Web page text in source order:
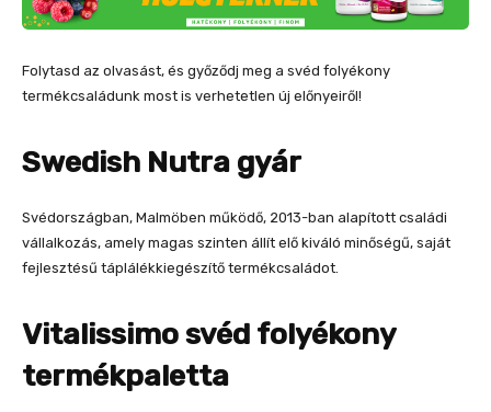
Folytasd az olvasást, és győződj meg a svéd folyékony
termékcsaládunk most is verhetetlen új előnyeiről!
Swedish Nutra gyár
Svédországban, Malmöben működő, 2013-ban alapított családi
vállalkozás, amely magas szinten állít elő kiváló minőségű, saját
fejlesztésű táplálékkiegészítő termékcsaládot.
Vitalissimo svéd folyékony
termékpaletta